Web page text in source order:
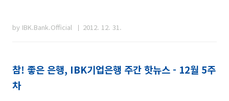
by IBK.Bank.Official 2012. 12. 31.
참! 좋은 은행, IBK기업은행 주간 핫뉴스 - 12월 5주
차